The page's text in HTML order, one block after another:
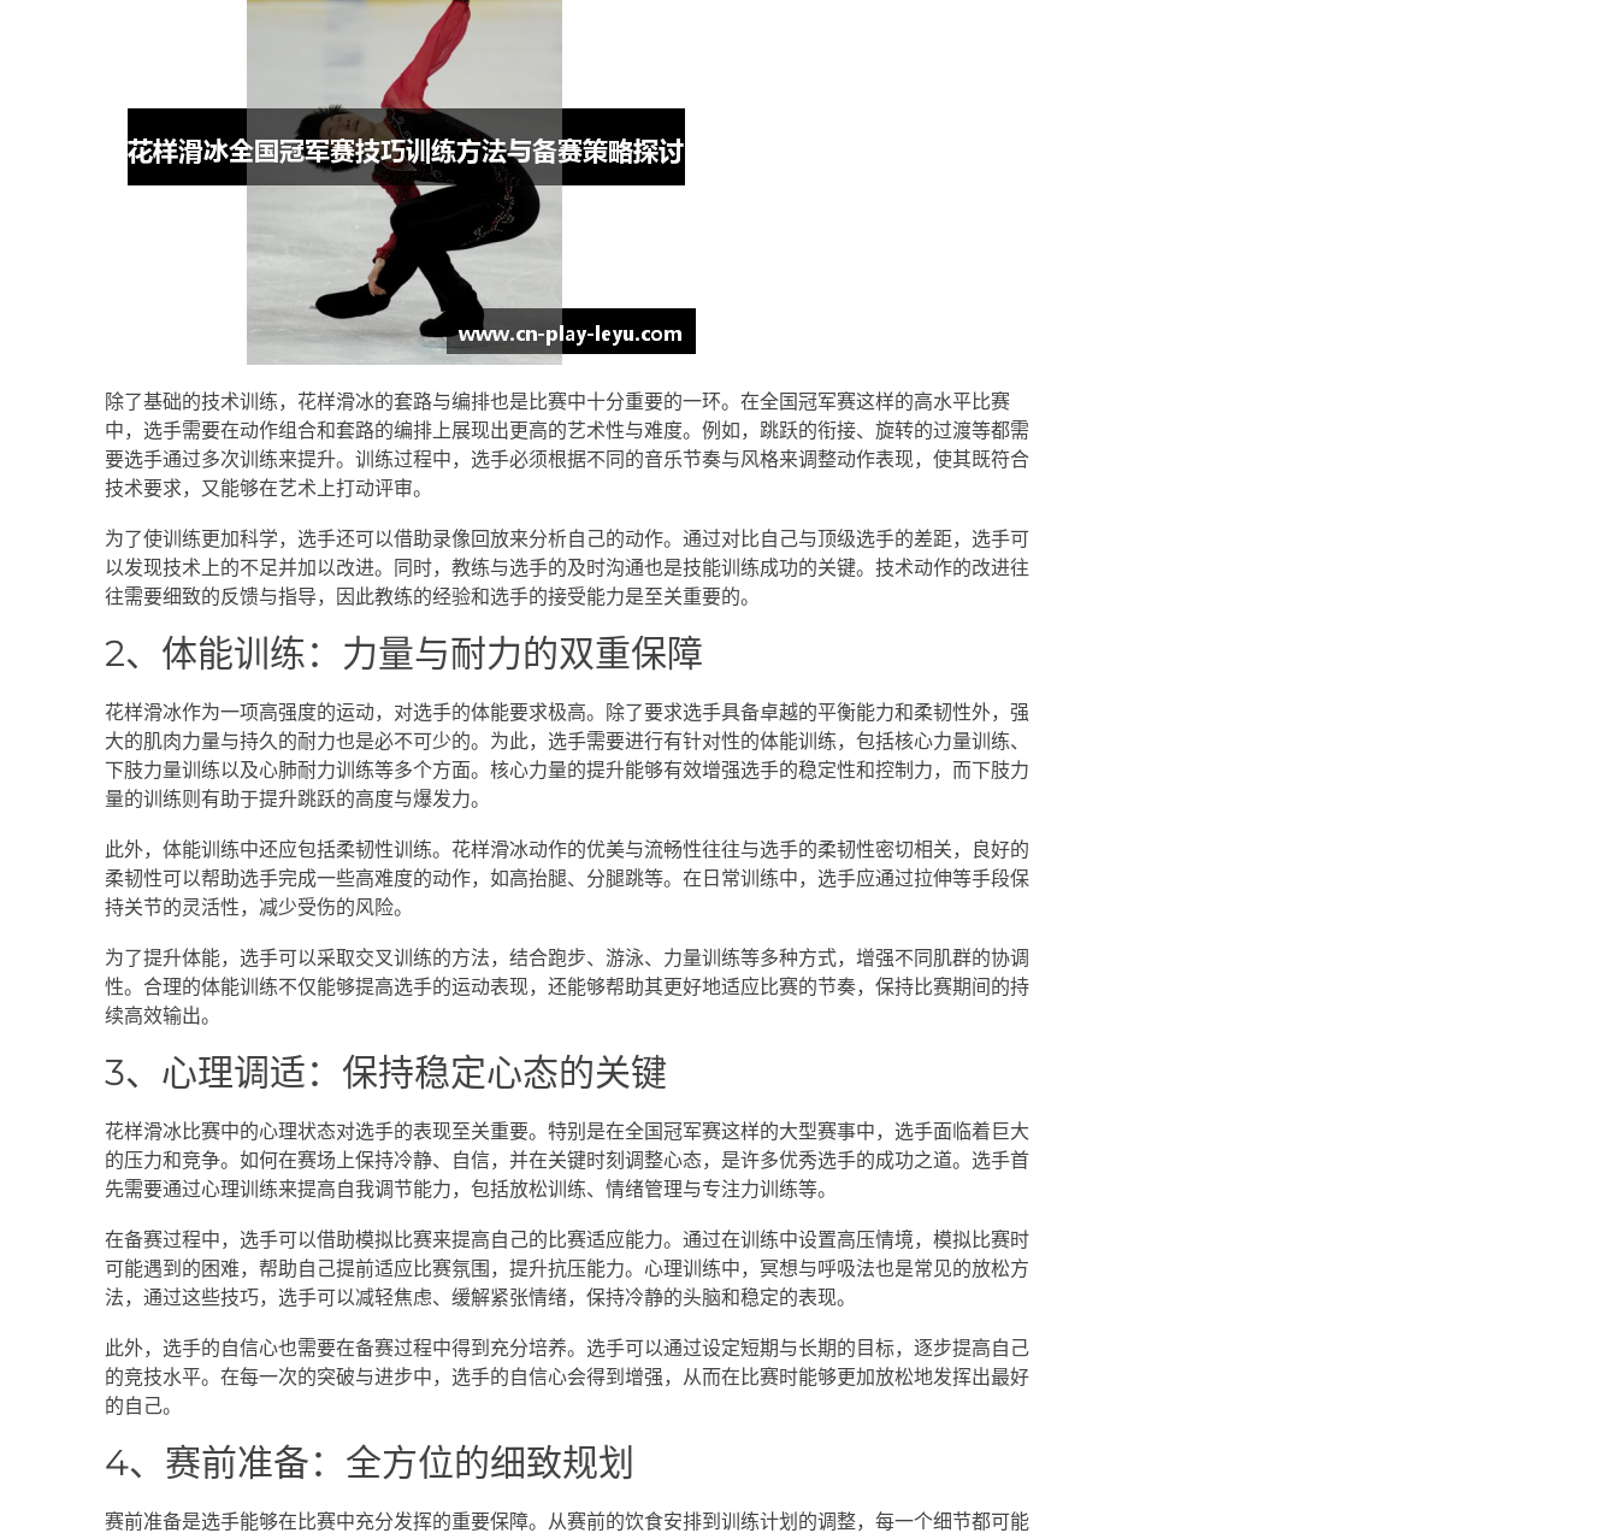
除了基础的技术训练，花样滑冰的套路与编排也是比赛中十分重要的一环。在全国冠军赛这样的高水平比赛
中，选手需要在动作组合和套路的编排上展现出更高的艺术性与难度。例如，跳跃的衔接、旋转的过渡等都需
要选手通过多次训练来提升。训练过程中，选手必须根据不同的音乐节奏与风格来调整动作表现，使其既符合
技术要求，又能够在艺术上打动评审。
为了使训练更加科学，选手还可以借助录像回放来分析自己的动作。通过对比自己与顶级选手的差距，选手可
以发现技术上的不足并加以改进。同时，教练与选手的及时沟通也是技能训练成功的关键。技术动作的改进往
往需要细致的反馈与指导，因此教练的经验和选手的接受能力是至关重要的。
2、体能训练：力量与耐力的双重保障
花样滑冰作为一项高强度的运动，对选手的体能要求极高。除了要求选手具备卓越的平衡能力和柔韧性外，强
大的肌肉力量与持久的耐力也是必不可少的。为此，选手需要进行有针对性的体能训练，包括核心力量训练、
下肢力量训练以及心肺耐力训练等多个方面。核心力量的提升能够有效增强选手的稳定性和控制力，而下肢力
量的训练则有助于提升跳跃的高度与爆发力。
此外，体能训练中还应包括柔韧性训练。花样滑冰动作的优美与流畅性往往与选手的柔韧性密切相关，良好的
柔韧性可以帮助选手完成一些高难度的动作，如高抬腿、分腿跳等。在日常训练中，选手应通过拉伸等手段保
持关节的灵活性，减少受伤的风险。
为了提升体能，选手可以采取交叉训练的方法，结合跑步、游泳、力量训练等多种方式，增强不同肌群的协调
性。合理的体能训练不仅能够提高选手的运动表现，还能够帮助其更好地适应比赛的节奏，保持比赛期间的持
续高效输出。
3、心理调适：保持稳定心态的关键
花样滑冰比赛中的心理状态对选手的表现至关重要。特别是在全国冠军赛这样的大型赛事中，选手面临着巨大
的压力和竞争。如何在赛场上保持冷静、自信，并在关键时刻调整心态，是许多优秀选手的成功之道。选手首
先需要通过心理训练来提高自我调节能力，包括放松训练、情绪管理与专注力训练等。
在备赛过程中，选手可以借助模拟比赛来提高自己的比赛适应能力。通过在训练中设置高压情境，模拟比赛时
可能遇到的困难，帮助自己提前适应比赛氛围，提升抗压能力。心理训练中，冥想与呼吸法也是常见的放松方
法，通过这些技巧，选手可以减轻焦虑、缓解紧张情绪，保持冷静的头脑和稳定的表现。
此外，选手的自信心也需要在备赛过程中得到充分培养。选手可以通过设定短期与长期的目标，逐步提高自己
的竞技水平。在每一次的突破与进步中，选手的自信心会得到增强，从而在比赛时能够更加放松地发挥出最好
的自己。
4、赛前准备：全方位的细致规划
赛前准备是选手能够在比赛中充分发挥的重要保障。从赛前的饮食安排到训练计划的调整，每一个细节都可能